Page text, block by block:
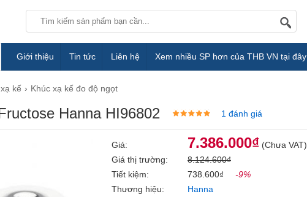
Giới thiệu Tin tức Liên hệ Xem nhiều SP hơn của THB VN tại đây
kế Khúc xạ kế đo độ ngọt
Hanna HI96802 1 đánh giá
Giá: 7.386.000₫ (Chưa VAT)
Giá thị trường:
8.124.600₫
Tiết kiệm:
738.600₫
-9%
Thương hiệu:
Hanna